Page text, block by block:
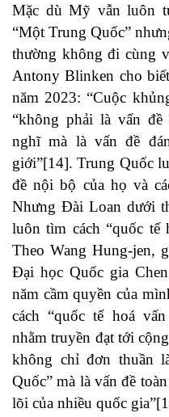
Mặc dù Mỹ vẫn luôn
“Một Trung Quốc”
thường không đi cùng
Antony Blinken cho
năm 2023: “Cuộc
“không phải là vấn
nghĩ mà là vấn đề
giới”[14]. Trung Quốc
đề nội bộ của họ và
Nhưng Đài Loan dưới
luôn tìm cách “quốc tế
Theo Wang Hung-jen,
Đại học Quốc gia
năm cầm quyền của
cách “quốc tế hoá
nhằm truyền đạt tới
không chỉ đơn thuần
Quốc” mà là vấn đề
lõi của nhiều quốc gia”